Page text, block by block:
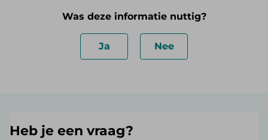
Was deze informatie nuttig?
Ja Nee
Heb je een vraag?